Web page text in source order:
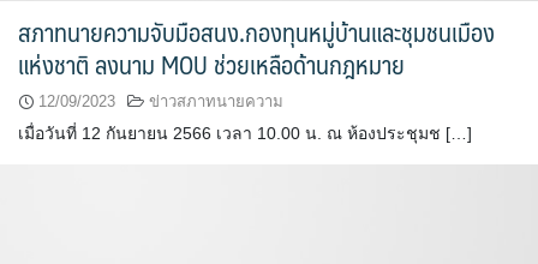
สภาทนายความจับมือสนง.กองทุนหมู่บ้านและชุมชนเมือง
แห่งชาติ ลงนาม MOU ช่วยเหลือด้านกฎหมาย
12/09/2023 ข่าวสภาทนายความ
เมื่อวันที่ 12 กันยายน 2566 เวลา 10.00 น. ณ ห้องประชุมช […]